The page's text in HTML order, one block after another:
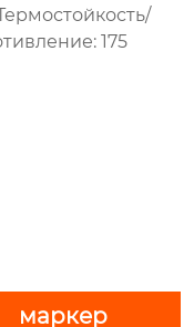
175
маркер